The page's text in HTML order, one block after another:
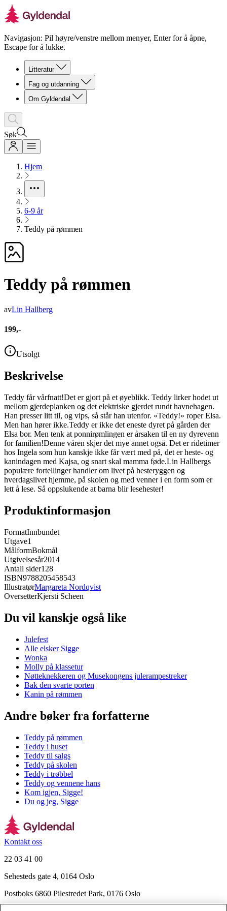
Navigasjon: Pil høyre/venstre mellom menyer, Enter for å åpne,
Escape for å lukke.
Litteratur
Fag og utdanning
Om Gyldendal
Søk
Hjem
6-9 år
Teddy på rømmen
Teddy på rømmen
avLin Hallberg
199,-
Utsolgt
Beskrivelse
Teddy får vårfnatt!Det er gjort på et øyeblikk. Teddy lirker hodet ut
mellom gjerdeplanken og det elektriske gjerdet rundt havnehagen.
Han presser litt til, og vips, så står han utenfor. «Teddy!» roper Elsa.
Men han hører ikke.Teddy er ikke det eneste dyret på gården der
Elsa bor. Men tenk at ponnirømlingen er årsaken til en ny dyrevenn
for familien!Denne våren skjer det mye annet også. Det er ridetimer
hos Ingela som hun kanskje ikke får vært med på, det er heste- og
kanindagen med Kajsa, og snart skal mamma føde.Lin Hallbergs
populære fortellinger handler om livet på hesteryggen og
hverdagslivet hjemme, på skolen og med venner i en form som er
lett å lese. Så oppslukende at barna blir lesehester!
Produktinformasjon
FormatInnbundet
Utgave1
MålformBokmål
Utgivelsesår2014
Antall sider128
ISBN9788205458543
IllustratørMargareta Nordqvist
OversetterKjersti Scheen
Du vil kanskje også like
Julefest
Alle elsker Sigge
Wonka
Molly på klassetur
Nøtteknekkeren og Musekongens julerampestreker
Bak den svarte porten
Kanin på rømmen
Andre bøker fra forfatterne
Teddy på rømmen
Teddy i huset
Teddy til salgs
Teddy på skolen
Teddy i trøbbel
Teddy og vennene hans
Kom igjen, Sigge!
Du og jeg, Sigge
Kontakt oss
22 03 41 00
Sehesteds gate 4, 0164 Oslo
Postboks 6860 Pilestredet Park, 0176 Oslo